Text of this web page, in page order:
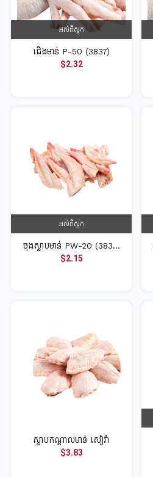
អស់ពីស្តុក
ជើងមាន់ P-50 (3837)
$2.32
អស់ពីស្តុក
ចុងស្លាបមាន់ PW-20 (383...
$2.15
ស្លាបកណ្តាលមាន់ សៀរ៉ា
$3.83